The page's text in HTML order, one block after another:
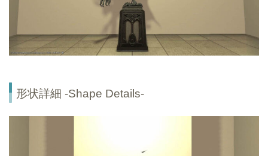
形状詳細 -Shape Details-